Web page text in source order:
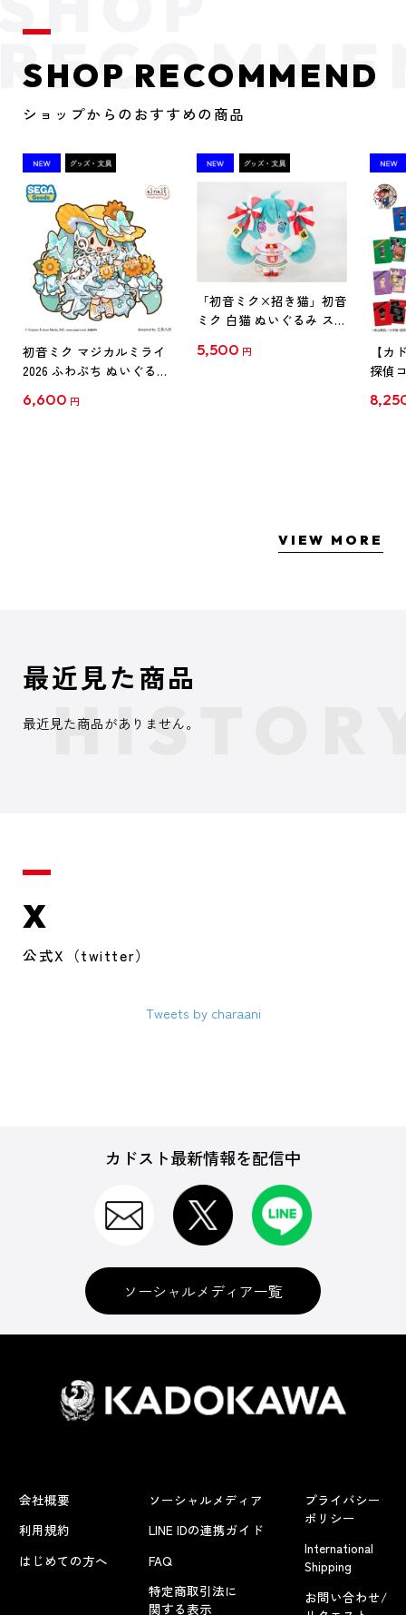
SHOP RECOMMEND
ショップからのおすすめの商品
初音ミク マジカルミライ
2026 ふわぷち ぬいぐるみ
6,600 円
「初音ミク×招き猫」初音
ミク 白猫 ぬいぐるみ スタ
5,500 円
【カ
探偵
クリ
VIEW MORE
最近見た商品
最近見た商品がありません。
X
公式X（twitter）
Tweets by charaani
カドスト最新情報を配信中
ソーシャルメディア一覧
会社概要
利用規約
はじめての方へ
ソーシャルメディア
LINE IDの連携ガイド
FAQ
特定商取引法に
関する表示
プライバシー
ポリシー
International
Shipping
お問い合わせ/